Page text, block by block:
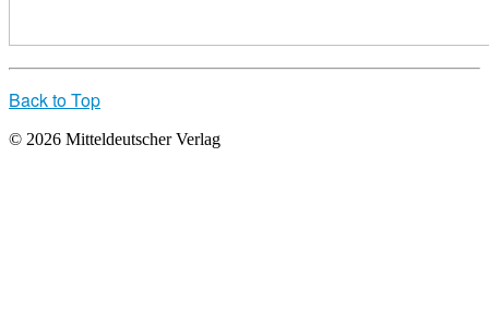
Back to Top
© 2026 Mitteldeutscher Verlag